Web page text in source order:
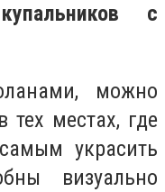
с
можно
тех местах, где
украсить
визуально